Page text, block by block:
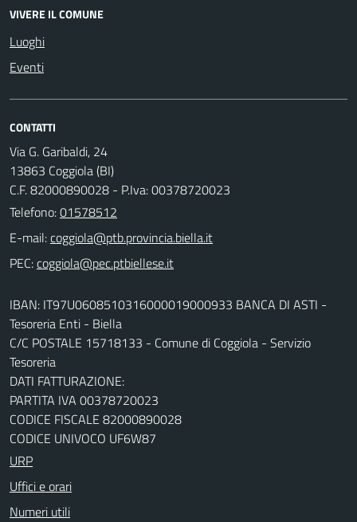
VIVERE IL COMUNE
Luoghi
Eventi
CONTATTI
Via G. Garibaldi, 24
13863 Coggiola (BI)
C.F. 82000890028 - P.Iva: 00378720023
Telefono:01578512
E-mail:
PEC:
IBAN: IT97U0608510316000019000933 BANCA DI ASTI -
Tesoreria Enti - Biella
C/C POSTALE 15718133 - Comune di Coggiola - Servizio
Tesoreria
DATI FATTURAZIONE:
PARTITA IVA 00378720023
CODICE FISCALE 82000890028
CODICE UNIVOCO UF6W87
URP
Uffici e orari
Numeri utili